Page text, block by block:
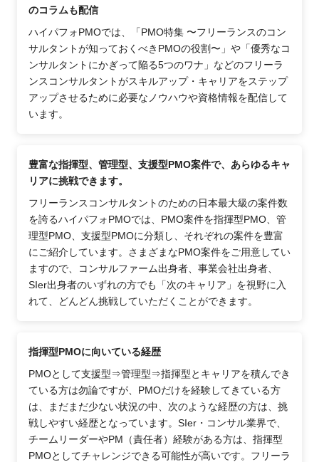
のコラムも配信
ハイパフォPMOでは、「PMO特集 〜フリーランスのコン
サルタントが知っておくべきPMOの役割〜」や「優秀なコ
ンサルタントにかぎって陥る5つのワナ」などのフリーラ
ンスコンサルタントがスキルアップ・キャリアをステップ
アップさせるために必要なノウハウや資格情報を配信して
います。
豊富な指揮型、管理型、支援型PMO案件で、あらゆるキャ
リアに挑戦できます。
フリーランスコンサルタントのための日本最大級の案件数
を誇るハイパフォPMOでは、PMO案件を指揮型PMO、管
理型PMO、支援型PMOに分類し、それぞれの案件を豊富
にご紹介しています。さまざまなPMO案件をご用意してい
ますので、コンサルファーム出身者、事業会社出身者、
SIer出身者のいずれの方でも「次のキャリア」を視野に入
れて、どんどん挑戦していただくことができます。
指揮型PMOに向いている経歴
PMOとして支援型⇒管理型⇒指揮型とキャリアを積んでき
ている方は勿論ですが、PMOだけを経験してきている方
は、まだまだ少ない状況の中、次のような経歴の方は、挑
戦しやすい経歴となっています。SIer・コンサル業界で、
チームリーダーやPM（責任者）経験がある方は、指揮型
PMOとしてチャレンジできる可能性が高いです。フリーラ